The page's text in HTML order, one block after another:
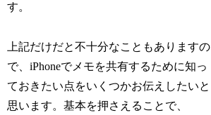
す。
上記だけだと不十分なこともありますの
で、iPhoneでメモを共有するために知っ
ておきたい点をいくつかお伝えしたいと
思います。基本を押さえることで、